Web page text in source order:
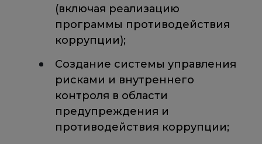
(включая реализацию
программы противодействия
коррупции);
Создание системы управления
рисками и внутреннего
контроля в области
предупреждения и
противодействия коррупции;